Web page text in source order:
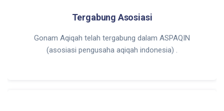
Tergabung Asosiasi
Gonam Aqiqah telah tergabung dalam ASPAQIN
(asosiasi pengusaha aqiqah indonesia) .